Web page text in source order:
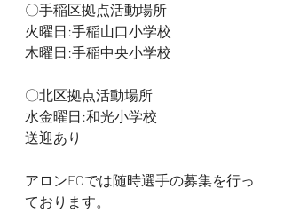
〇手稲区拠点活動場所
火曜日:手稲山口小学校
木曜日:手稲中央小学校
〇北区拠点活動場所
水金曜日:和光小学校
送迎あり
アロンFCでは随時選手の募集を行っ
ております。